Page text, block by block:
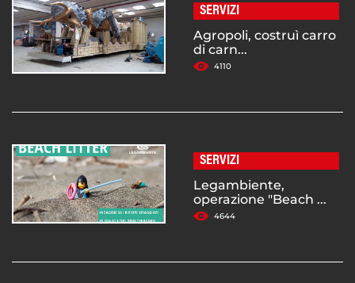
SERVIZI
Agropoli, costruì carro
di carn...
4110
SERVIZI
Legambiente,
operazione "Beach ...
4644